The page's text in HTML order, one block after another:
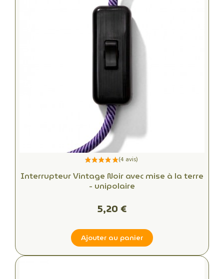
Interrupteur Vintage Noir avec mise à la terre
- unipolaire
5,20 €
Ajouter au panier